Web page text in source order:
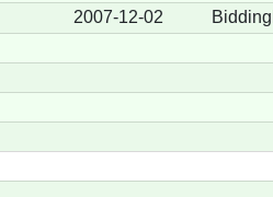
2007-12-02